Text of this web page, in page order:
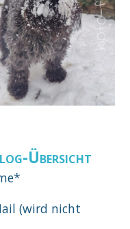
Übersicht
*
(wird nicht